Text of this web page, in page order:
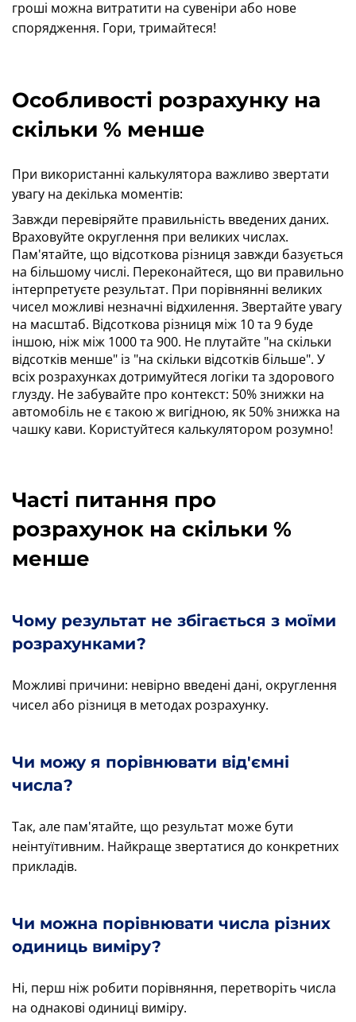
гроші можна витратити на сувеніри або нове
спорядження. Гори, тримайтеся!
Особливості розрахунку на
скільки % менше
При використанні калькулятора важливо звертати
увагу на декілька моментів:
Завжди перевіряйте правильність введених даних.
Враховуйте округлення при великих числах.
Пам'ятайте, що відсоткова різниця завжди базується
на більшому числі. Переконайтеся, що ви правильно
інтерпретуєте результат. При порівнянні великих
чисел можливі незначні відхилення. Звертайте увагу
на масштаб. Відсоткова різниця між 10 та 9 буде
іншою, ніж між 1000 та 900. Не плутайте "на скільки
відсотків менше" із "на скільки відсотків більше". У
всіх розрахунках дотримуйтеся логіки та здорового
глузду. Не забувайте про контекст: 50% знижки на
автомобіль не є такою ж вигідною, як 50% знижка на
чашку кави. Користуйтеся калькулятором розумно!
Часті питання про
розрахунок на скільки %
менше
Чому результат не збігається з моїми
розрахунками?
Можливі причини: невірно введені дані, округлення
чисел або різниця в методах розрахунку.
Чи можу я порівнювати від'ємні
числа?
Так, але пам'ятайте, що результат може бути
неінтуїтивним. Найкраще звертатися до конкретних
прикладів.
Чи можна порівнювати числа різних
одиниць виміру?
Ні, перш ніж робити порівняння, перетворіть числа
на однакові одиниці виміру.